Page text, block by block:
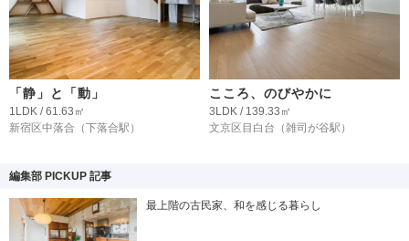
「静」と「動」
1LDK / 61.63㎡
新宿区中落合 （下落合駅）
こころ、のびやかに
3LDK / 139.33㎡
文京区目白台 （雑司が谷駅）
編集部 PICKUP 記事
最上階の古民家、和を感じる暮らし